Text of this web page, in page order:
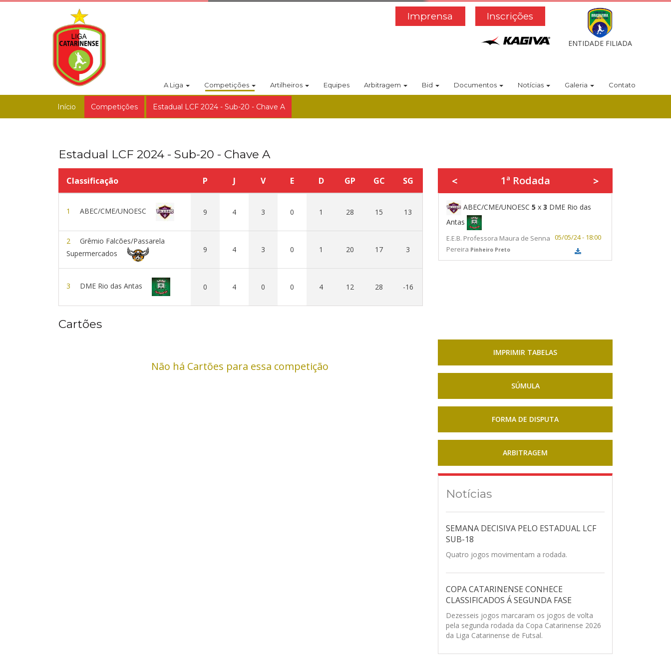
Inscrições
Imprensa
ENTIDADE FILIADA
A Liga Competições Artilheiros Equipes Arbitragem Bid Documentos Notícias Galeria Contato
Início Competições Estadual LCF 2024 - Sub-20 - Chave A
Estadual LCF 2024 - Sub-20 - Chave A
Classificação P J V E D GP GC SG
1 ABEC/CME/UNOESC 9 4 3 0 1 28 15 13
2
Grêmio Falcões/Passarela
Supermercados
9 4 3 0 1 20 17 3
3 DME Rio das Antas 0 4 0 0 4 12 28 -16
< 1ª Rodada >
ABEC/CME/UNOESC 5 x 3 DME Rio das
Antas
E.E.B. Professora Maura de Senna
Pereira Pinheiro Preto
05/05/24 - 18:00
Cartões
Não há Cartões para essa competição
IMPRIMIR TABELAS
SÚMULA
FORMA DE DISPUTA
ARBITRAGEM
Notícias
SEMANA DECISIVA PELO ESTADUAL LCF
SUB-18
Quatro jogos movimentam a rodada.
COPA CATARINENSE CONHECE
CLASSIFICADOS Á SEGUNDA FASE
Dezesseis jogos marcaram os jogos de volta
pela segunda rodada da Copa Catarinense 2026
da Liga Catarinense de Futsal.